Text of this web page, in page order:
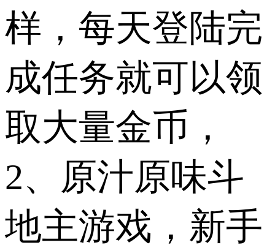
样，每天登陆完
成任务就可以领
取大量金币，
2、原汁原味斗
地主游戏，新手